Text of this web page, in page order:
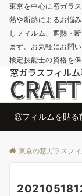
東京を中心に窓ガラ
熱や断熱によるお悩
しフィルム、遮熱・
ます。お気軽にお問
検定技能士の資格を保
窓フィルムを貼る
東京の窓ガラスフィ